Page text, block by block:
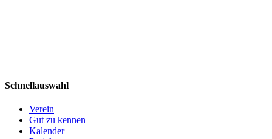
Schnellauswahl
Verein
Gut zu kennen
Kalender